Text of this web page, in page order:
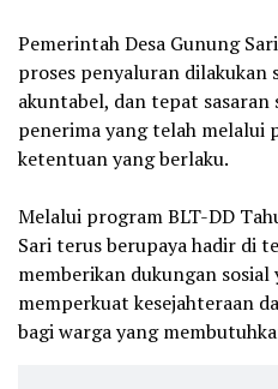
‎Pemerintah Desa Gunung
proses penyaluran dilakukan
akuntabel, dan tepat sasaran
penerima yang telah melalui
ketentuan yang berlaku.
‎Melalui program BLT-DD
Sari terus berupaya hadir di
memberikan dukungan sosial
memperkuat kesejahteraan
bagi warga yang